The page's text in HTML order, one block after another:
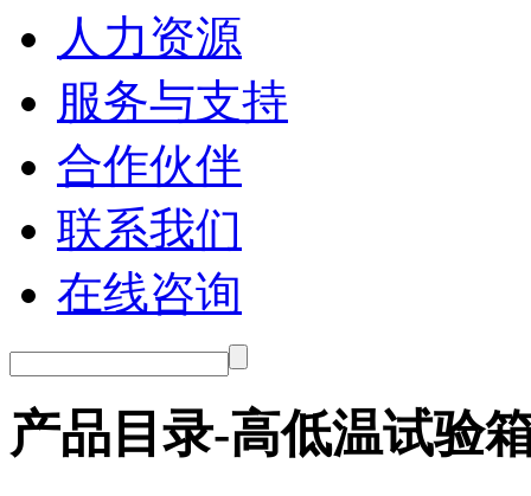
人力资源
服务与支持
合作伙伴
联系我们
在线咨询
产品目录-高低温试验